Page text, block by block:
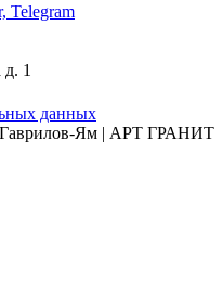
Telegram
1
данных
Гаврилов-Ям | АРТ ГРАНИТ